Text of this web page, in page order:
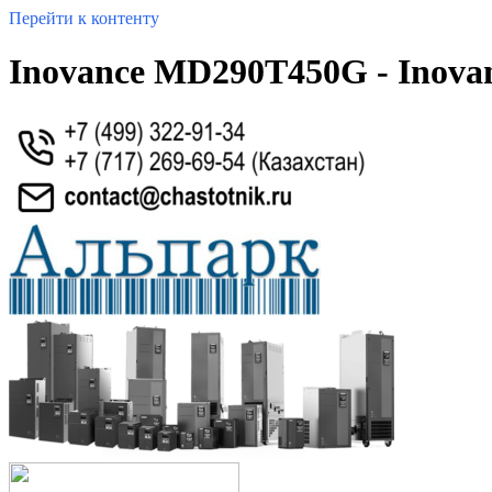
Перейти к контенту
Inovance MD290T450G -